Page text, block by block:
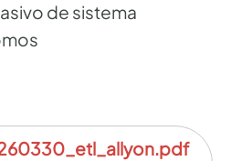
de sistema